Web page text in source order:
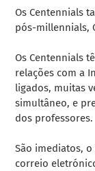
Os Centennials
pós-millennials,
Os Centennials
relações com a
ligados, muitas
simultâneo, e
dos professores.
São imediatos,
correio